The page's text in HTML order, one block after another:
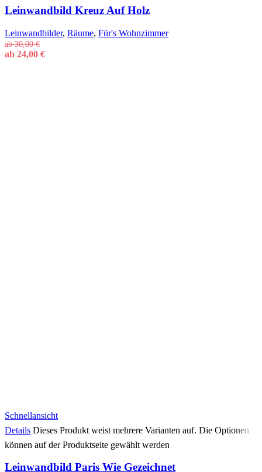
Leinwandbild Kreuz Auf Holz
Leinwandbilder, Räume, Für's Wohnzimmer
ab30,00€
ab 24,00 €
Schnellansicht
Details Dieses Produkt weist mehrere Varianten auf. Die Optionen
können auf der Produktseite gewählt werden
Leinwandbild Paris Wie Gezeichnet